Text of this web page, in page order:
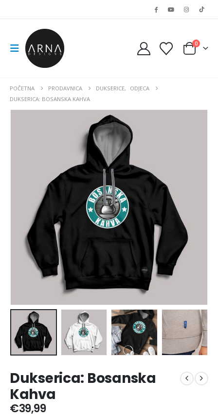
0
POČETNA PRODAVNICA DUKSERICE,
ODJECA
DUKSERICA: BOSANSKA KAHVA
Dukserica: Bosanska
Kahva
€39,99